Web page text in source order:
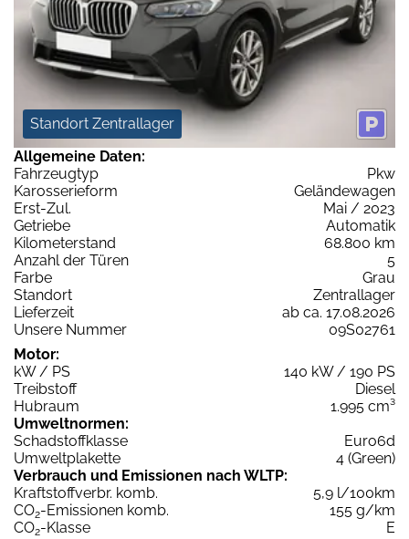
Standort Zentrallager
Allgemeine Daten:
Fahrzeugtyp
Pkw
Karosserieform
Geländewagen
Erst-Zul.
Mai / 2023
Getriebe
Automatik
Kilometerstand
68.800 km
Anzahl der Türen
5
Farbe
Grau
Standort
Zentrallager
Lieferzeit
ab ca. 17.08.2026
Unsere Nummer
09S02761
Motor:
kW / PS
140 kW / 190 PS
Treibstoff
Diesel
Hubraum
1.995 cm³
Umweltnormen:
Schadstoffklasse
Euro6d
Umweltplakette
4 (Green)
Verbrauch und Emissionen nach WLTP:
Kraftstoffverbr. komb.
5,9 l/100km
CO2-Emissionen komb.
155 g/km
CO2-Klasse
E